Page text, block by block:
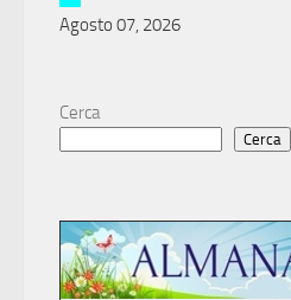
Agosto 07, 2026
Cerca
Cerca